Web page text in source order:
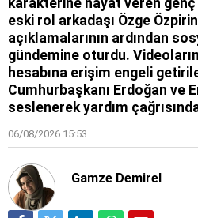
eski rol arkadaşı Özge
açıklamalarının ardından
gündemine oturdu.
hesabına erişim engeli
Cumhurbaşkanı Erdoğan ve
seslenerek yardım
06/08/2026 15:53
Gamze Demirel